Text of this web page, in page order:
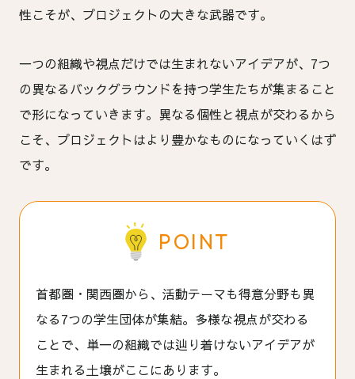
性こそが、プロジェクトの大きな武器です。
一つの組織や視点だけでは生まれないアイデアが、7つ
の異なるバックグラウンドを持つ学生たちが集まること
で形になっていきます。異なる個性と視点が交わるから
こそ、プロジェクトはより豊かなものになっていくはず
です。
POINT
首都圏・関西圏から、活動テーマも得意分野も異
なる7つの学生団体が集結。多様な視点が交わる
ことで、単一の組織では辿り着けないアイデアが
生まれる土壌がここにあります。